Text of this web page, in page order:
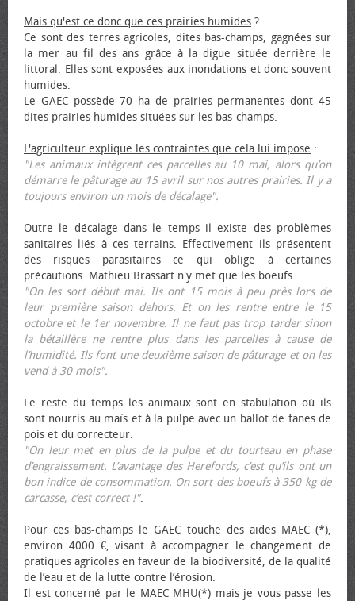
Mais qu'est ce donc que ces prairies humides ?
Ce sont des terres agricoles, dites bas-champs, gagnées sur
la mer au fil des ans grâce à la digue située derrière le
littoral. Elles sont exposées aux inondations et donc souvent
humides.
Le GAEC possède 70 ha de prairies permanentes dont 45
dites prairies humides situées sur les bas-champs.
L'agriculteur explique les contraintes que cela lui impose :
"Les animaux intègrent ces parcelles au 10 mai, alors qu’on
démarre le pâturage au 15 avril sur nos autres prairies. Il y a
toujours environ un mois de décalage".
Outre le décalage dans le temps il existe des problèmes
sanitaires liés à ces terrains. Effectivement ils présentent
des risques parasitaires ce qui oblige à certaines
précautions. Mathieu Brassart n'y met que les bœufs.
"On les sort début mai. Ils ont 15 mois à peu près lors de
leur première saison dehors. Et on les rentre entre le 15
octobre et le 1er novembre. Il ne faut pas trop tarder sinon
la bétaillère ne rentre plus dans les parcelles à cause de
l’humidité. Ils font une deuxième saison de pâturage et on les
vend à 30 mois".
Le reste du temps les animaux sont en stabulation où ils
sont nourris au maïs et à la pulpe avec un ballot de fanes de
pois et du correcteur.
"On leur met en plus de la pulpe et du tourteau en phase
d’engraissement. L’avantage des Herefords, c’est qu’ils ont un
bon indice de consommation. On sort des bœufs à 350 kg de
carcasse, c’est correct !".
Pour ces bas-champs le GAEC touche des aides MAEC (*),
environ 4000 €, visant à accompagner le changement de
pratiques agricoles en faveur de la biodiversité, de la qualité
de l’eau et de la lutte contre l’érosion.
Il est concerné par le MAEC MHU(*) mais je vous passe les